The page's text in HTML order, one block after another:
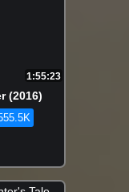
1:55:23
(2016)